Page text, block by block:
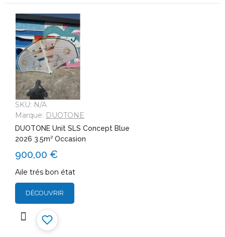
SKU: N/A
Marque: DUOTONE
DUOTONE Unit SLS Concept Blue
2026 3.5m² Occasion
900,00 €
Aile trés bon état
DÉCOUVRIR